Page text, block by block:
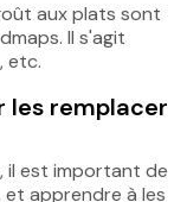
aux plats sont
Il s'agit
etc.
les remplacer
il est important de
apprendre à les